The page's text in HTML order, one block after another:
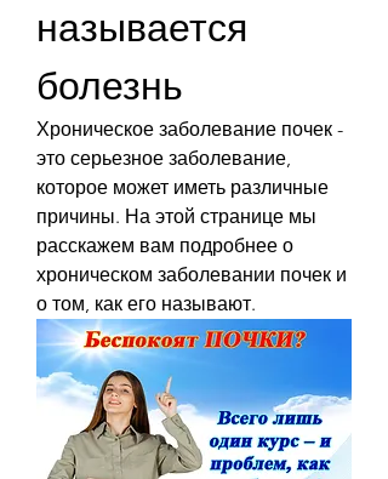
называется
болезнь
Хроническое заболевание почек -
это серьезное заболевание,
которое может иметь различные
причины. На этой странице мы
расскажем вам подробнее о
хроническом заболевании почек и
о том, как его называют.